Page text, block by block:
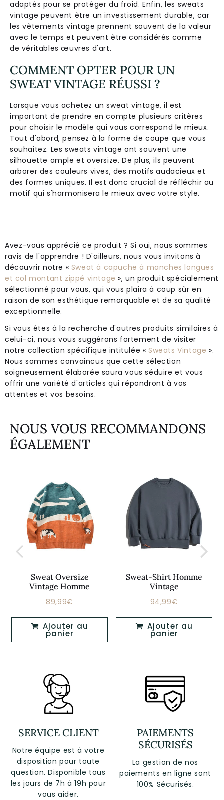
adaptés pour se protéger du froid. Enfin, les sweats
vintage peuvent être un investissement durable, car
les vêtements vintage prennent souvent de la valeur
avec le temps et peuvent être considérés comme
de véritables œuvres d'art.
COMMENT OPTER POUR UN
SWEAT VINTAGE RÉUSSI ?
Lorsque vous achetez un sweat vintage, il est
important de prendre en compte plusieurs critères
pour choisir le modèle qui vous correspond le mieux.
Tout d'abord, pensez à la forme de coupe que vous
souhaitez. Les sweats vintage ont souvent une
silhouette ample et oversize. De plus, ils peuvent
arborer des couleurs vives, des motifs audacieux et
des formes uniques. Il est donc crucial de réfléchir au
motif qui s'harmonisera le mieux avec votre style.
Avez-vous apprécié ce produit ? Si oui, nous sommes
ravis de l'apprendre ! D'ailleurs, nous vous invitons à
découvrir notre « Sweat à capuche à manches longues
et col montant zippé vintage », un produit spécialement
sélectionné pour vous, qui vous plaira à coup sûr en
raison de son esthétique remarquable et de sa qualité
exceptionnelle.
Si vous êtes à la recherche d'autres produits similaires à
celui-ci, nous vous suggérons fortement de visiter
notre collection spécifique intitulée « Sweats Vintage ».
Nous sommes convaincus que cette sélection
soigneusement élaborée saura vous séduire et vous
offrir une variété d'articles qui répondront à vos
attentes et vos besoins.
NOUS VOUS RECOMMANDONS
ÉGALEMENT
Sweat Oversize
Vintage Homme
Prix
89,99€
panier
Sweat-Shirt Homme
Vintage
Prix
94,99€
panier
SERVICE CLIENT
Notre équipe est à votre
disposition pour toute
question. Disponible tous
les jours de 7h à 19h pour
vous aider.
PAIEMENTS
SÉCURISÉS
La gestion de nos
paiements en ligne sont
100% Sécurisés.